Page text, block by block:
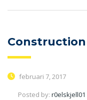
februari 7, 2017
Posted by: r0elskjell01